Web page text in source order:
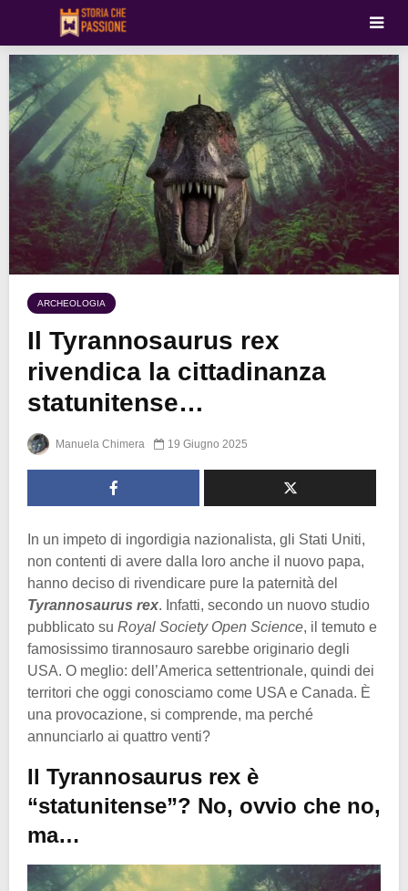
ARCHEOLOGIA
Il Tyrannosaurus rex
rivendica la cittadinanza
statunitense…
Manuela Chimera 19 Giugno 2025
In un impeto di ingordigia nazionalista, gli Stati Uniti,
non contenti di avere dalla loro anche il nuovo papa,
hanno deciso di rivendicare pure la paternità del
Tyrannosaurus rex. Infatti, secondo un nuovo studio
pubblicato su Royal Society Open Science, il temuto e
famosissimo tirannosauro sarebbe originario degli
USA. O meglio: dell’America settentrionale, quindi dei
territori che oggi conosciamo come USA e Canada. È
una provocazione, si comprende, ma perché
annunciarlo ai quattro venti?
Il Tyrannosaurus rex è
“statunitense”? No, ovvio che no,
ma…